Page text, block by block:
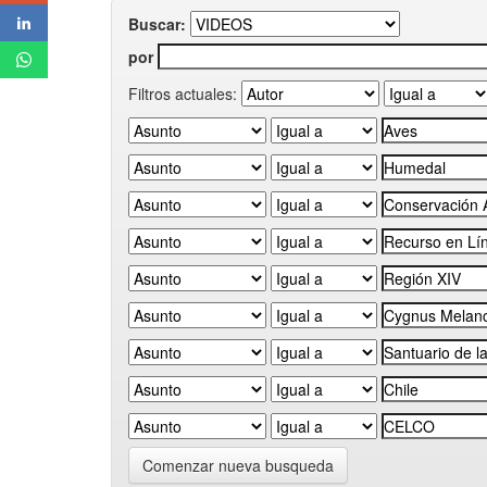
Buscar:
por
Filtros actuales:
Comenzar nueva busqueda